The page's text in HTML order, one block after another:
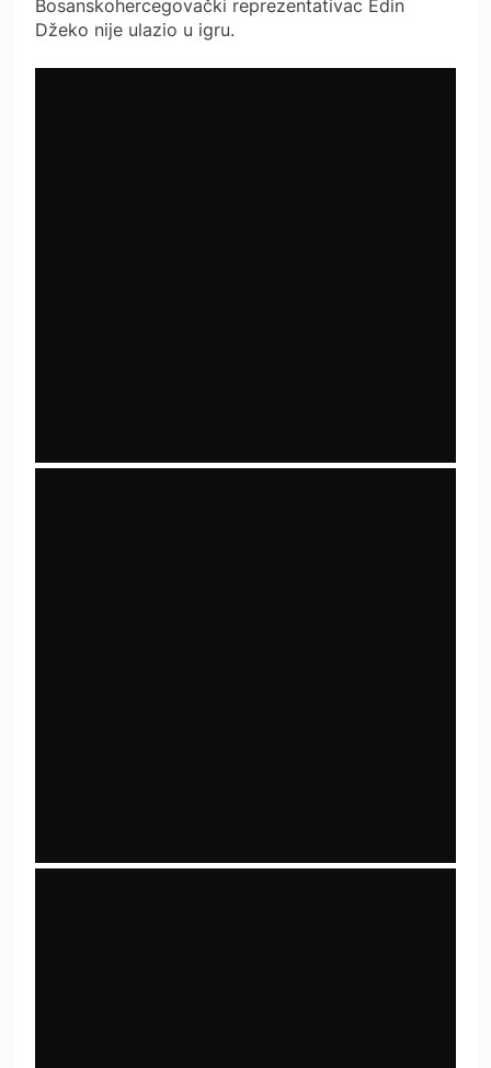
Bosanskohercegovački reprezentativac Edin
Džeko nije ulazio u igru.